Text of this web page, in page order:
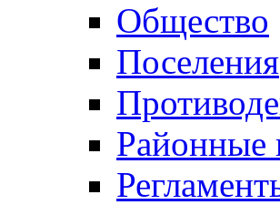
Общество
Поселения
Районные